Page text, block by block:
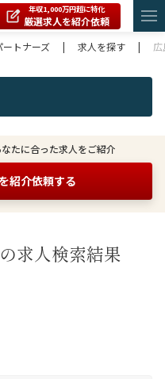
年収1,000万円超に特化
厳選求人を紹介依頼
トナーズ
| 求人を探す |
たに合った求人をご紹介
紹介依頼する
の求人検索結果